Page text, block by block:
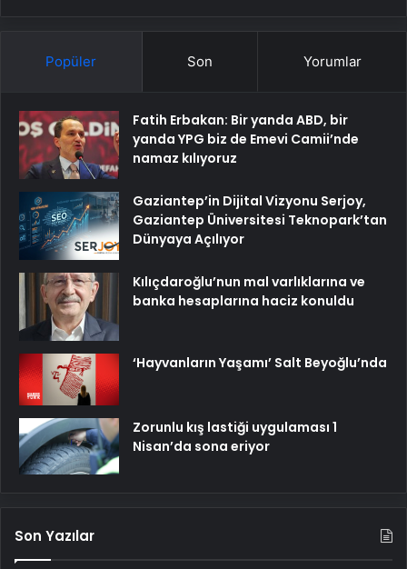
Popüler Son Yorumlar
Fatih Erbakan: Bir yanda ABD, bir
yanda YPG biz de Emevi Camii’nde
namaz kılıyoruz
Gaziantep’in Dijital Vizyonu Serjoy,
Gaziantep Üniversitesi Teknopark’tan
Dünyaya Açılıyor
Kılıçdaroğlu’nun mal varlıklarına ve
banka hesaplarına haciz konuldu
‘Hayvanların Yaşamı’ Salt Beyoğlu’nda
Zorunlu kış lastiği uygulaması 1
Nisan’da sona eriyor
Son Yazılar